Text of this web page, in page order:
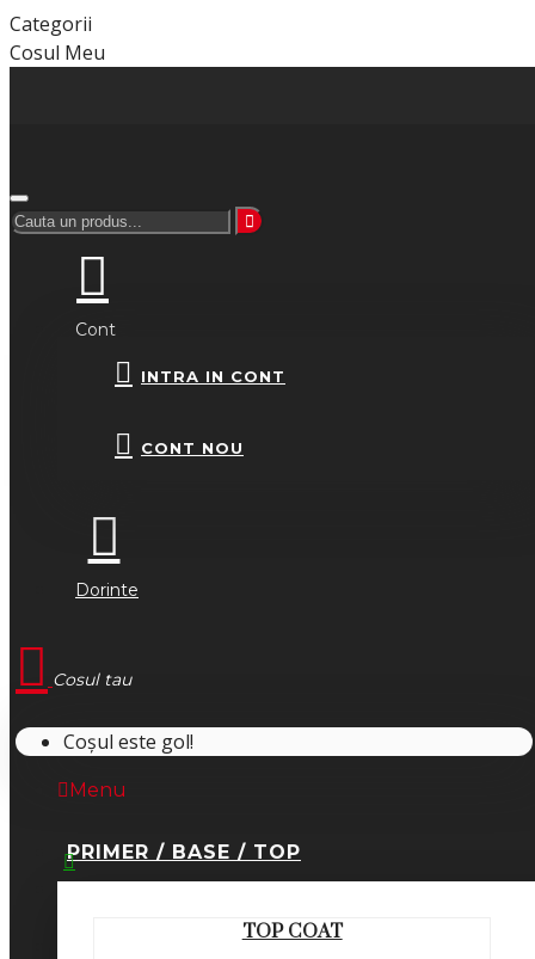
Categorii
Cosul Meu
Cont
INTRA IN CONT
CONT NOU
Dorinte
Cosul tau
Coșul este gol!
Menu
PRIMER / BASE / TOP
TOP COAT
0745.677.518
office@fsm-romania.ro